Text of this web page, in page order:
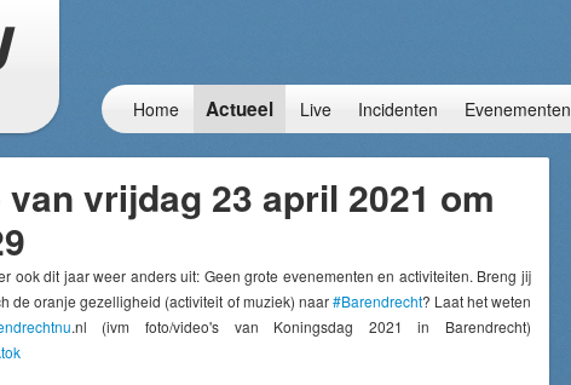
Home Actueel Live Incidenten Evenementen
van vrijdag 23 april 2021 om
ook dit jaar weer anders uit: Geen grote evenementen en activiteiten. Breng jij
de oranje gezelligheid (activiteit of muziek) naar#Barendrecht? Laat het weten
.nl (ivm foto/video's van Koningsdag 2021 in Barendrecht)